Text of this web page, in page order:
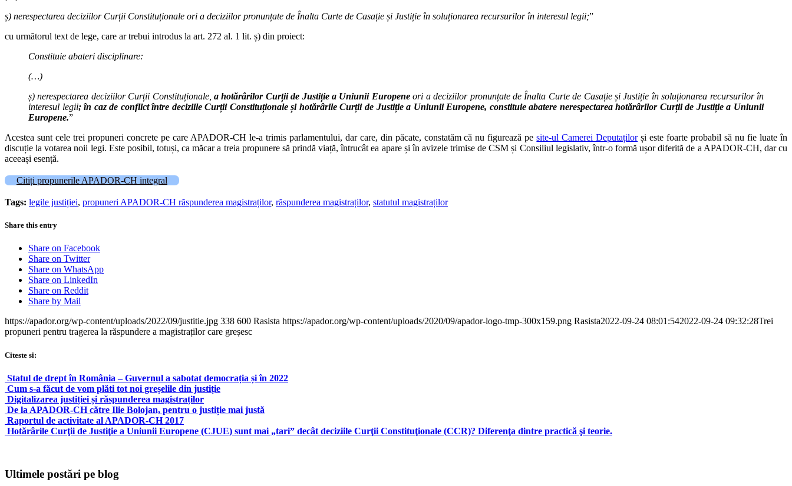
ș) nerespectarea deciziilor Curții Constituționale ori a deciziilor pronunțate de Înalta Curte de Casație și Justiție în soluționarea recursurilor în interesul legii;”
cu următorul text de lege, care ar trebui introdus la art. 272 al. 1 lit. ș) din proiect:
Constituie abateri disciplinare:
(…)
ș) nerespectarea deciziilor Curții Constituționale, a hotărârilor Curții de Justiție a Uniunii Europeneori a deciziilor pronunțate de Înalta Curte de Casație și Justiție în soluționarea recursurilor în
interesul legii; în caz de conflict între deciziile Curții Constituționale și hotărârile Curții de Justiție a Uniunii Europene, constituie abatere nerespectarea hotărârilor Curții de Justiție a Uniunii
Europene.”
Acestea sunt cele trei propuneri concrete pe care APADOR-CH le-a trimis parlamentului, dar care, din păcate, constatăm că nu figurează pesite-ul Camerei Deputațilorși este foarte probabil să nu fie luate în
discuție la votarea noii legi. Este posibil, totuși, ca măcar a treia propunere să prindă viață, întrucât ea apare și în avizele trimise de CSM și Consiliul legislativ, într-o formă ușor diferită de a APADOR-CH, dar cu
aceeași esență.
Citiți propunerile APADOR-CH integral
Tags: legile justiției, propuneri APADOR-CH răspunderea magistraților, răspunderea magistraților, statutul magistraților
Share this entry
Share on Facebook
Share on Twitter
Share on WhatsApp
Share on LinkedIn
Share on Reddit
Share by Mail
https://apador.org/wp-content/uploads/2022/09/justitie.jpg 338 600 Rasista https://apador.org/wp-content/uploads/2020/09/apador-logo-tmp-300x159.png Rasista2022-09-24 08:01:542022-09-24 09:32:28Trei
propuneri pentru tragerea la răspundere a magistraților care greșesc
Citeste si:
Statul de drept în România – Guvernul a sabotat democrația și în 2022
Cum s-a făcut de vom plăti tot noi greșelile din justiție
Digitalizarea justiției și răspunderea magistraților
De la APADOR-CH către Ilie Bolojan, pentru o justiție mai justă
Raportul de activitate al APADOR-CH 2017
Hotărârile Curţii de Justiţie a Uniunii Europene (CJUE) sunt mai „tari” decât deciziile Curţii Constituţionale (CCR)? Diferenţa dintre practică şi teorie.
Ultimele postări pe blog